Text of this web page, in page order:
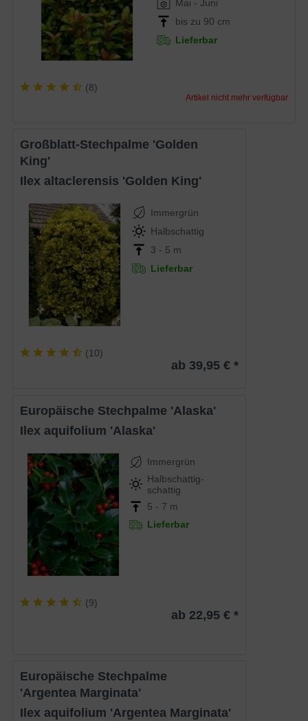
Mai - Juni
bis zu 90 cm
Lieferbar
(8)
Artikel nicht mehr verfügbar
Großblatt-Stechpalme 'Golden
King'
Ilex altaclerensis 'Golden King'
Immergrün
Halbschattig
3 - 5 m
Lieferbar
(10)
ab 39,95 € *
Europäische Stechpalme 'Alaska'
Ilex aquifolium 'Alaska'
Immergrün
Halbschattig-
schattig
5 - 7 m
Lieferbar
(9)
ab 22,95 € *
Europäische Stechpalme
'Argentea Marginata'
Ilex aquifolium 'Argentea Marginata'